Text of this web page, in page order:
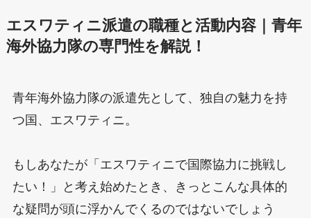
エスワティニ派遣の職種と活動内容｜青年
海外協力隊の専門性を解説！
青年海外協力隊の派遣先として、独自の魅力を持
つ国、エスワティニ。
もしあなたが「エスワティニで国際協力に挑戦し
たい！」と考え始めたとき、きっとこんな具体的
な疑問が頭に浮かんでくるのではないでしょう